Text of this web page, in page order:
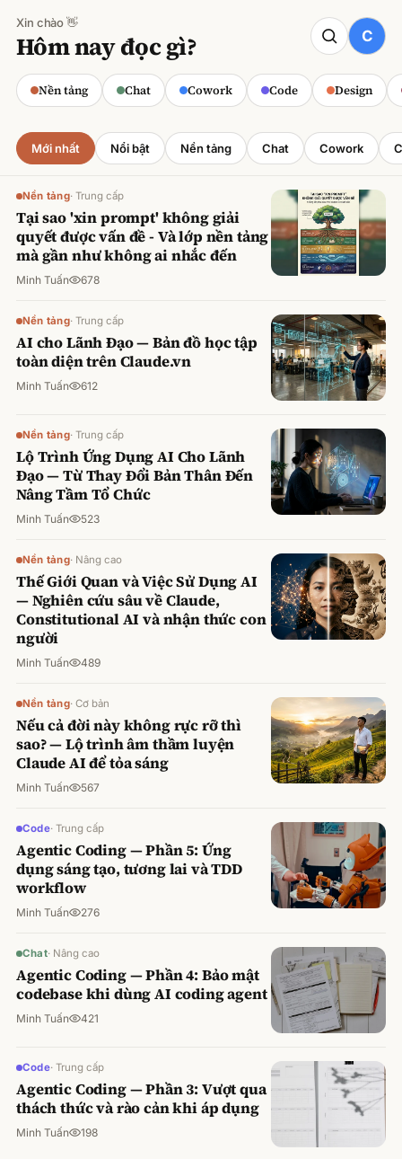
Xin chào 👋
Hôm nay đọc gì?
Nền tảng Chat Cowork Code Design
CODE
Claude cho Sales: Dự báo doanh số
chính xác
Minh Tuấn ·800 lượt xem
Mới nhất Nổi bật Nền tảng Chat Cowork
Nền tảng· Trung cấp
Tại sao 'xin prompt' không giải
quyết được vấn đề - Và lớp nền tảng
mà gần như không ai nhắc đến
Minh Tuấn 678
Nền tảng· Trung cấp
AI cho Lãnh Đạo — Bản đồ học tập
toàn diện trên Claude.vn
Minh Tuấn 612
Nền tảng· Trung cấp
Lộ Trình Ứng Dụng AI Cho Lãnh
Đạo — Từ Thay Đổi Bản Thân Đến
Nâng Tầm Tổ Chức
Minh Tuấn 523
Nền tảng· Nâng cao
Thế Giới Quan và Việc Sử Dụng AI
— Nghiên cứu sâu về Claude,
Constitutional AI và nhận thức con
người
Minh Tuấn 489
Nền tảng· Cơ bản
Nếu cả đời này không rực rỡ thì
sao? — Lộ trình âm thầm luyện
Claude AI để tỏa sáng
Minh Tuấn 567
Code· Trung cấp
Agentic Coding — Phần 5: Ứng
dụng sáng tạo, tương lai và TDD
workflow
Minh Tuấn 276
Chat· Nâng cao
Agentic Coding — Phần 4: Bảo mật
codebase khi dùng AI coding agent
Minh Tuấn 421
Code· Trung cấp
Agentic Coding — Phần 3: Vượt qua
thách thức và rào cản khi áp dụng
Minh Tuấn 198